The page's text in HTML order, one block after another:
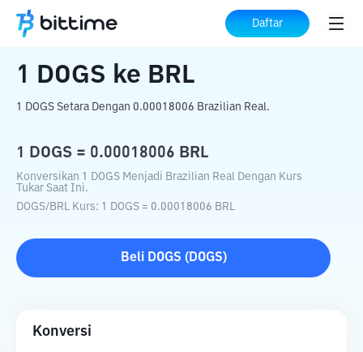
Daftar
Beranda Konverter Kripto BRL
1 DOGS ke BRL
1 DOGS Setara Dengan 0.00018006 Brazilian Real.
1 DOGS = 0.00018006 BRL
Konversikan 1 DOGS Menjadi Brazilian Real Dengan Kurs
Tukar Saat Ini.
DOGS/BRL Kurs: 1 DOGS = 0.00018006 BRL
Beli DOGS ( DOGS)
Konversi